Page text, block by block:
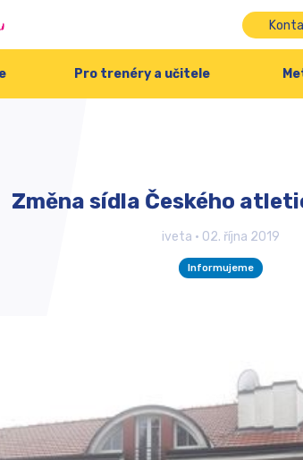
Pro trenéry a učitele
Změna sídla Českého
iveta • 02. října 2019
Informujeme